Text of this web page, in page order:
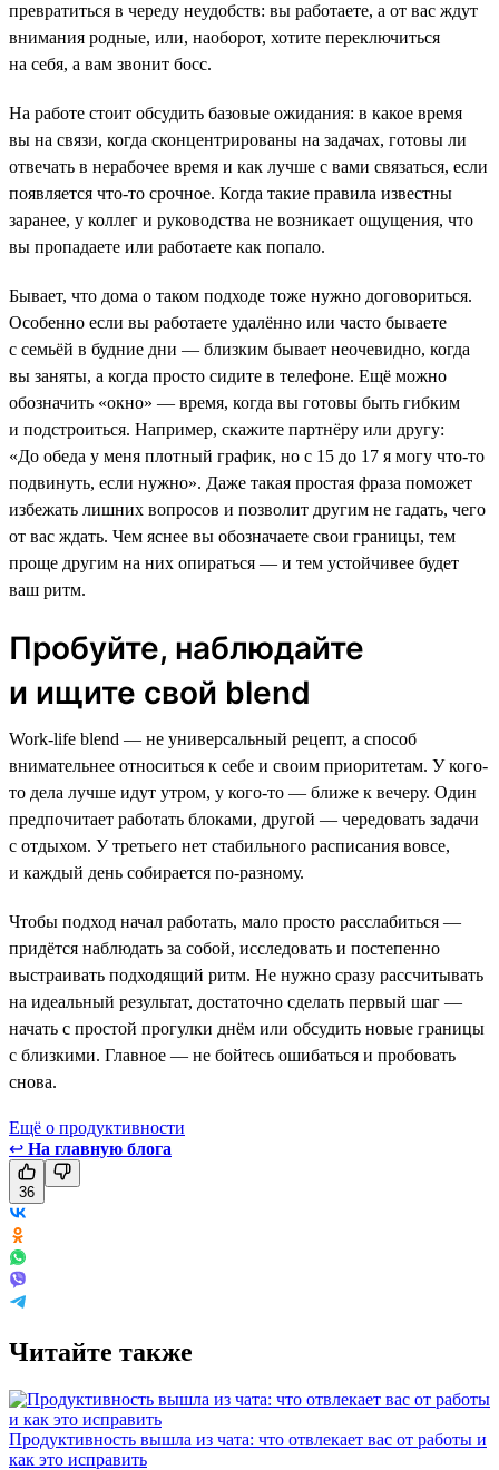
превратиться в череду неудобств: вы работаете, а от вас ждут
внимания родные, или, наоборот, хотите переключиться
на себя, а вам звонит босс.
На работе стоит обсудить базовые ожидания: в какое время
вы на связи, когда сконцентрированы на задачах, готовы ли
отвечать в нерабочее время и как лучше с вами связаться, если
появляется что-то срочное. Когда такие правила известны
заранее, у коллег и руководства не возникает ощущения, что
вы пропадаете или работаете как попало.
Бывает, что дома о таком подходе тоже нужно договориться.
Особенно если вы работаете удалённо или часто бываете
с семьёй в будние дни — близким бывает неочевидно, когда
вы заняты, а когда просто сидите в телефоне. Ещё можно
обозначить «окно» — время, когда вы готовы быть гибким
и подстроиться. Например, скажите партнёру или другу:
«До обеда у меня плотный график, но с 15 до 17 я могу что-то
подвинуть, если нужно». Даже такая простая фраза поможет
избежать лишних вопросов и позволит другим не гадать, чего
от вас ждать. Чем яснее вы обозначаете свои границы, тем
проще другим на них опираться — и тем устойчивее будет
ваш ритм.
Пробуйте, наблюдайте
и ищите свой blend
Work-life blend — не универсальный рецепт, а способ
внимательнее относиться к себе и своим приоритетам. У кого-
то дела лучше идут утром, у кого-то — ближе к вечеру. Один
предпочитает работать блоками, другой — чередовать задачи
с отдыхом. У третьего нет стабильного расписания вовсе,
и каждый день собирается по-разному.
Чтобы подход начал работать, мало просто расслабиться —
придётся наблюдать за собой, исследовать и постепенно
выстраивать подходящий ритм. Не нужно сразу рассчитывать
на идеальный результат, достаточно сделать первый шаг —
начать с простой прогулки днём или обсудить новые границы
с близкими. Главное — не бойтесь ошибаться и пробовать
снова.
Ещё о продуктивности
↩ На главную блога
36
Читайте также
Продуктивность вышла из чата: что отвлекает вас от работы и
как это исправить